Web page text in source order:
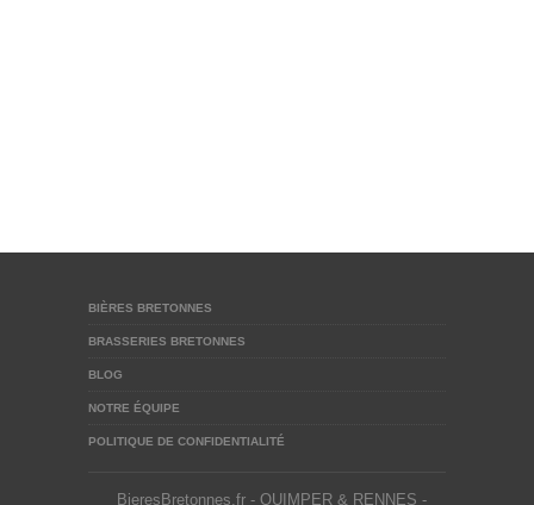
BIÈRES BRETONNES
BRASSERIES BRETONNES
BLOG
NOTRE ÉQUIPE
POLITIQUE DE CONFIDENTIALITÉ
BieresBretonnes.fr - QUIMPER & RENNES -